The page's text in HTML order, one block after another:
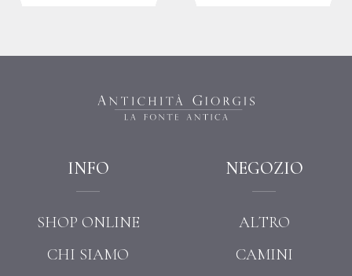
INFO
SHOP ONLINE
CHI SIAMO
NEGOZIO
ALTRO
CAMINI